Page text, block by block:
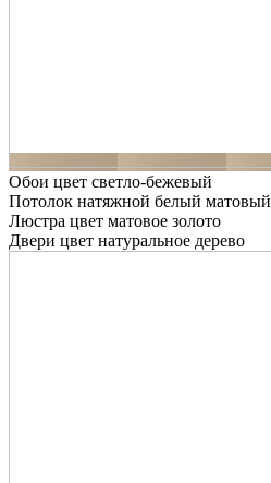
Обои цвет светло-бежевый
Потолок натяжной белый матовый
Люстра цвет матовое золото
Двери цвет натуральное дерево